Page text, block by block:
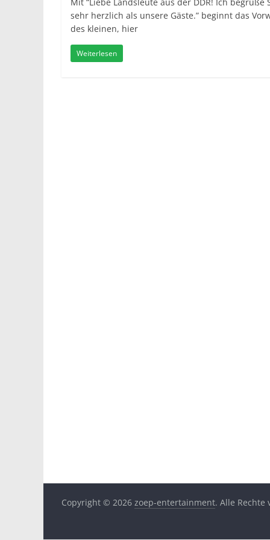
sehr herzlich als unsere Gäste.” beginnt das
des kleinen, hier
Weiterlesen
Copyright © 2026 zoep-entertainment. Alle Rechte